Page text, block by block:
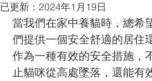
已更新： 2024年1月19日
當我們在家中養貓時，總希
們提供一個安全舒適的居住
作為一種有效的安全措施，
止貓咪從高處墜落，還能有